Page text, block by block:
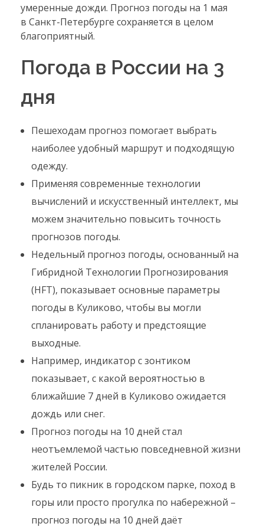
умеренные дожди. Прогноз погоды на 1 мая
в Санкт-Петербурге сохраняется в целом
благоприятный.
Погода в России на 3
дня
Пешеходам прогноз помогает выбрать
наиболее удобный маршрут и подходящую
одежду.
Применяя современные технологии
вычислений и искусственный интеллект, мы
можем значительно повысить точность
прогнозов погоды.
Недельный прогноз погоды, основанный на
Гибридной Технологии Прогнозирования
(HFT), показывает основные параметры
погоды в Куликово, чтобы вы могли
спланировать работу и предстоящие
выходные.
Например, индикатор с зонтиком
показывает, с какой вероятностью в
ближайшие 7 дней в Куликово ожидается
дождь или снег.
Прогноз погоды на 10 дней стал
неотъемлемой частью повседневной жизни
жителей России.
Будь то пикник в городском парке, поход в
горы или просто прогулка по набережной –
прогноз погоды на 10 дней даёт